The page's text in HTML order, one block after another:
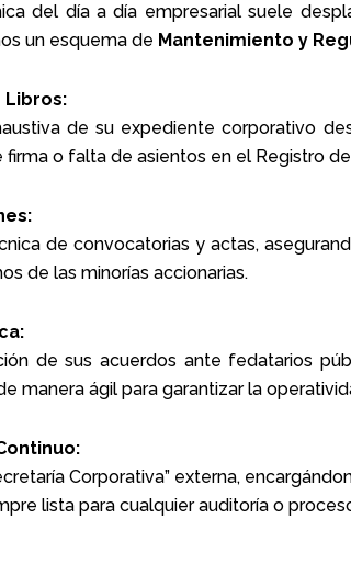
del día a día empresarial suele
un esquema de Mantenimiento y
Libros:
de su expediente corporativo
o falta de asientos en el Registro
de convocatorias y actas,
de las minorías accionarias.
de sus acuerdos ante fedatarios
manera ágil para garantizar la
Corporativa” externa,
lista para cualquier auditoría o